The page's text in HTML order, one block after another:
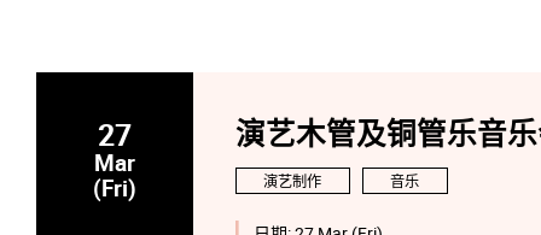
27
Mar
(Fri)
演艺木管及铜管乐音
演艺制作 音乐